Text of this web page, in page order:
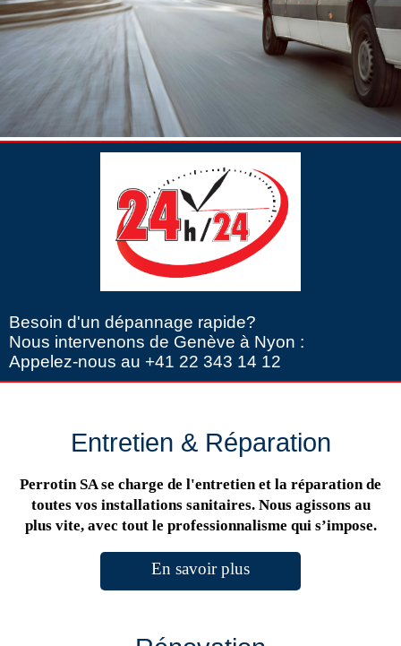
Besoin d'un dépannage rapide?
Nous intervenons de Genève à Nyon :
Appelez-nous au +41 22 343 14 12
Entretien & Réparation
Perrotin SA se charge de l'entretien et la réparation de
toutes vos installations sanitaires. Nous agissons au
plus vite, avec tout le professionnalisme qui s’impose.
En savoir plus